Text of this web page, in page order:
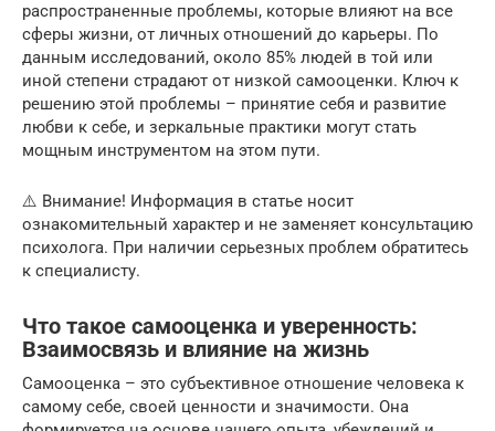
распространенные проблемы, которые влияют на все
сферы жизни, от личных отношений до карьеры. По
данным исследований, около 85% людей в той или
иной степени страдают от низкой самооценки. Ключ к
решению этой проблемы – принятие себя и развитие
любви к себе, и зеркальные практики могут стать
мощным инструментом на этом пути.
⚠️ Внимание! Информация в статье носит
ознакомительный характер и не заменяет консультацию
психолога. При наличии серьезных проблем обратитесь
к специалисту.
Что такое самооценка и уверенность:
Взаимосвязь и влияние на жизнь
Самооценка – это субъективное отношение человека к
самому себе, своей ценности и значимости. Она